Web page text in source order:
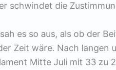
schwindet die
es so aus, als ob der
Zeit wäre. Nach langen
Mitte Juli mit 33 zu